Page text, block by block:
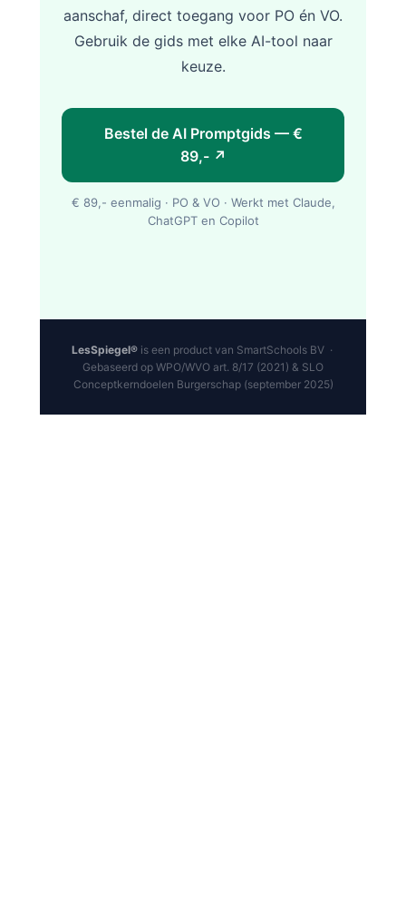
aanschaf, direct toegang voor PO én VO.
Gebruik de gids met elke AI-tool naar
keuze.
Bestel de AI Promptgids — €
89,- ↗
€ 89,- eenmalig · PO & VO · Werkt met Claude,
ChatGPT en Copilot
LesSpiegel®is een product van SmartSchools BV ·
Gebaseerd op WPO/WVO art. 8/17 (2021) & SLO
Conceptkerndoelen Burgerschap (september 2025)